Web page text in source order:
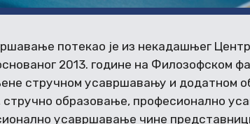
потекао је из некадашњег
2013. године на Филозофском
стручном усавршавању и додатном
стручно образовање, професионално
усавршавање чине